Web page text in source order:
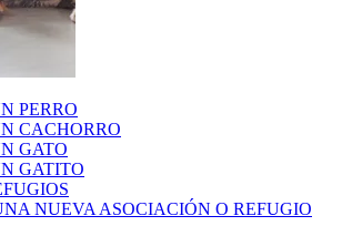
PERRO
CACHORRO
GATO
GATITO
NUEVA ASOCIACIÓN O REFUGIO